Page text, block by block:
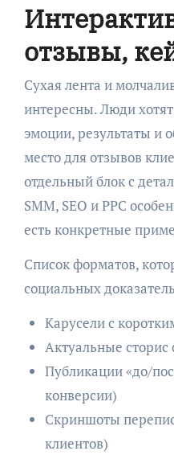
отзывы,
Сухая лента и
интересны. Люди
эмоции, результаты и
место для отзывов
отдельный блок с
SMM, SEO и PPC
есть конкретные
Список форматов,
социальных
Карусели с
Актуальные
Публикации «до/
конверсии)
Скриншоты
клиентов)